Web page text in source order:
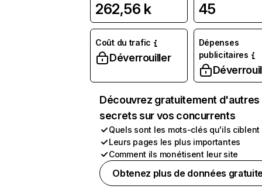
262,56 k 45
Coût du trafic
Déverrouiller
Dépenses
publicitaires
Découvrez gratuitement d'autres
secrets sur vos concurrents
Quels sont les mots-clés qu'ils ciblent
Leurs pages les plus importantes
Comment ils monétisent leur site
Obtenez plus de données